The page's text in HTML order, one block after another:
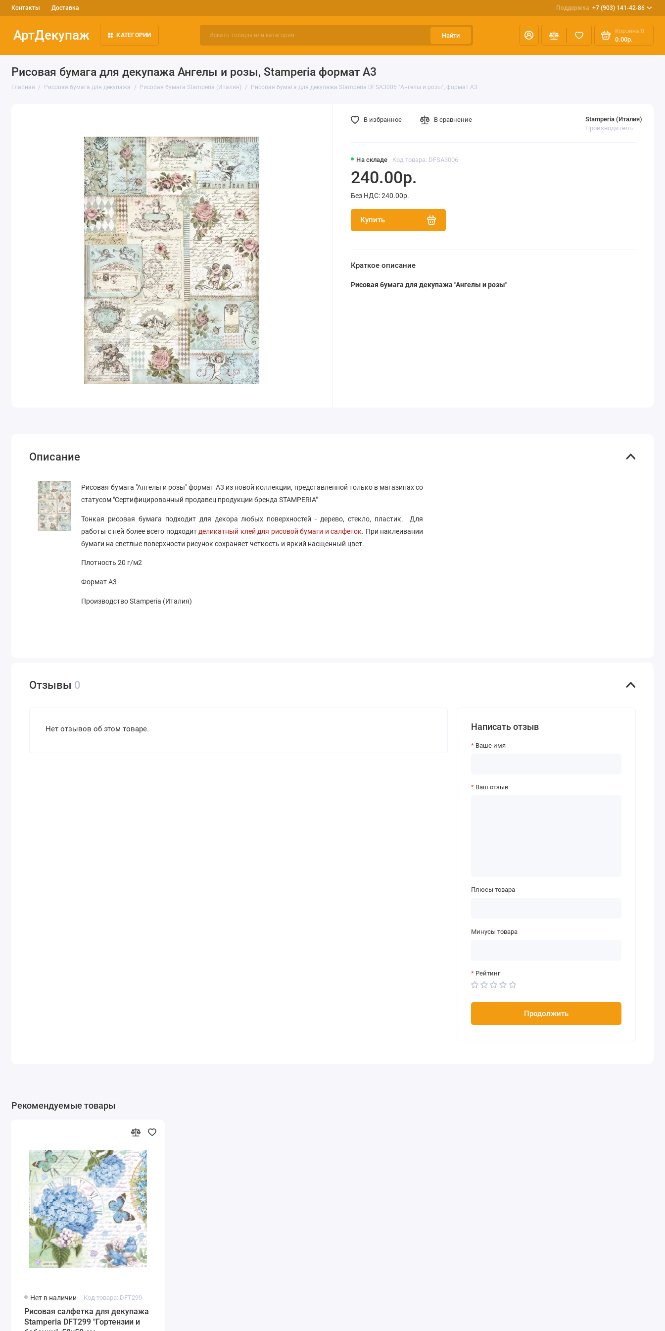
Контакты Доставка Поддержка +7 (903) 141-42-86
АртДекупаж КАТЕГОРИИ Найти
Корзина 0
0.00р.
Рисовая бумага для декупажа Ангелы и розы, Stamperia формат А3
Главная Рисовая бумага для декупажа Рисовая бумага Stamperia (Италия) Рисовая бумага для декупажа Stamperia DFSA3006 "Ангелы и розы", формат А3
На складе Код товара: DFSA3006
Stamperia (Италия)
Производитель
240.00р.
Без НДС: 240.00р.
Купить
В избранное В сравнение
Краткое описание
Рисовая бумага для декупажа "Ангелы и розы"
Описание
Рисовая бумага "Ангелы и розы" формат А3 из новой коллекции, представленной только в магазинах со
статусом "Сертифицированный продавец продукции бренда STAMPERIA"
Тонкая рисовая бумага подходит для декора любых поверхностей - дерево, стекло, пластик. Для
работы с ней более всего подходит деликатный клей для рисовой бумаги и салфеток. При наклеивании
бумаги на светлые поверхности рисунок сохраняет четкость и яркий насщенный цвет.
Плотность 20 г/м2
Формат А3
Производство Stamperia (Италия)
Отзывы 0
Нет отзывов об этом товаре. Написать отзыв
Ваше имя
Ваш отзыв
Плюсы товара
Минусы товара
Рейтинг
Продолжить
Рекомендуемые товары
Нет в наличии Код товара: DFT299
Рисовая салфетка для декупажа
Stamperia DFT299 "Гортензии и